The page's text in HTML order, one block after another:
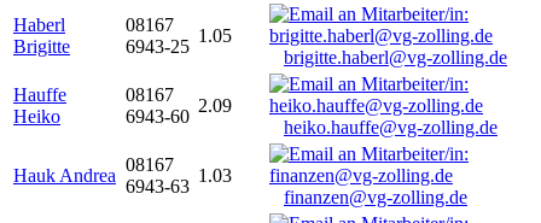
Haberl
Brigitte
08167
6943-25
1.05
brigitte.haberl@vg-zolling.de
Hauffe
Heiko
08167
6943-60
2.09
heiko.hauffe@vg-zolling.de
Hauk Andrea
08167
6943-63
1.03
finanzen@vg-zolling.de